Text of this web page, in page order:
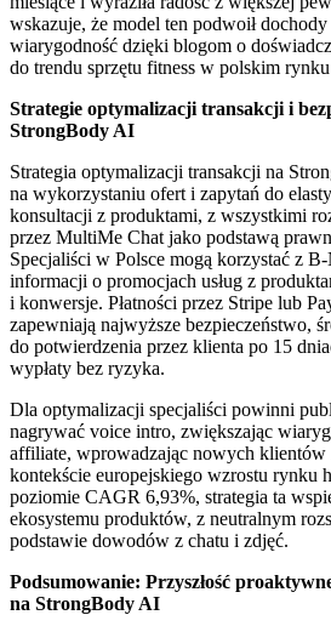
wskazuje, że model ten podwoił
wiarygodność dzięki blogom o
do trendu sprzętu fitness w polskim
Strategie optymalizacji transakcji i
StrongBody AI
Strategia optymalizacji transakcji na
na wykorzystaniu ofert i zapytań do
konsultacji z produktami, z wszystkimi
przez MultiMe Chat jako podstawą
Specjaliści w Polsce mogą korzystać z
informacji o promocjach usług z
i konwersje. Płatności przez Stripe lub
zapewniają najwyższe bezpieczeństwo,
do potwierdzenia przez klienta po 15
wypłaty bez ryzyka.
Dla optymalizacji specjaliści powinni
nagrywać voice intro, zwiększając
affiliate, wprowadzając nowych
kontekście europejskiego wzrostu rynku
poziomie CAGR 6,93%, strategia ta
ekosystemu produktów, z neutralnym
podstawie dowodów z chatu i zdjęć.
Podsumowanie: Przyszłość
na StrongBody AI